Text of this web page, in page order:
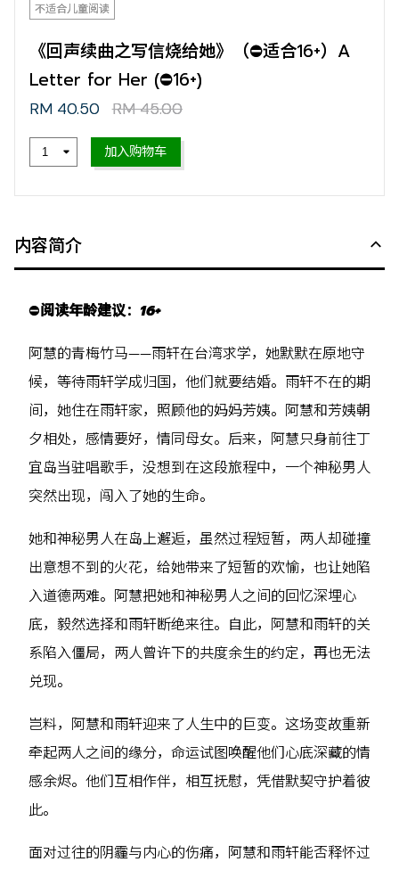
不适合儿童阅读
《回声续曲之写信烧给她》（⛔适合16+）A
Letter for Her (⛔16+)
RM 40.50 RM 45.00
加入购物车
内容简介
⛔阅读年龄建议： 16+
阿慧的青梅竹马——雨轩在台湾求学，她默默在原地守
候，等待雨轩学成归国，他们就要结婚。雨轩不在的期
间，她住在雨轩家，照顾他的妈妈芳姨。阿慧和芳姨朝
夕相处，感情要好，情同母女。后来，阿慧只身前往丁
宜岛当驻唱歌手，没想到在这段旅程中，一个神秘男人
突然出现，闯入了她的生命。
她和神秘男人在岛上邂逅，虽然过程短暂，两人却碰撞
出意想不到的火花，给她带来了短暂的欢愉，也让她陷
入道德两难。阿慧把她和神秘男人之间的回忆深埋心
底，毅然选择和雨轩断绝来往。自此，阿慧和雨轩的关
系陷入僵局，两人曾许下的共度余生的约定，再也无法
兑现。
岂料，阿慧和雨轩迎来了人生中的巨变。这场变故重新
牵起两人之间的缘分，命运试图唤醒他们心底深藏的情
感余烬。他们互相作伴，相互抚慰，凭借默契守护着彼
此。
面对过往的阴霾与内心的伤痛，阿慧和雨轩能否释怀过